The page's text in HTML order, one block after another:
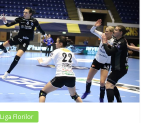
Liga Florilor